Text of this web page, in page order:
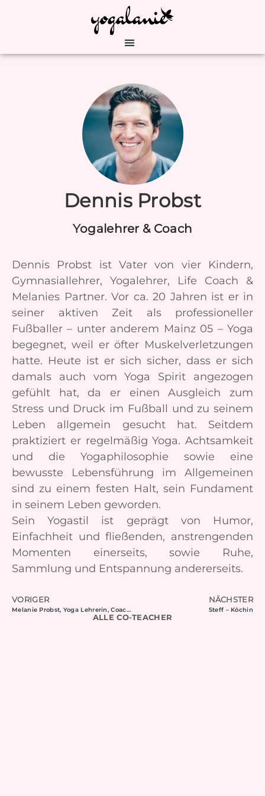
Dennis Probst
Yogalehrer & Coach
Dennis Probst ist Vater von vier Kindern,
Gymnasiallehrer, Yogalehrer, Life Coach &
Melanies Partner. Vor ca. 20 Jahren ist er in
seiner aktiven Zeit als professioneller
Fußballer – unter anderem Mainz 05 – Yoga
begegnet, weil er öfter Muskelverletzungen
hatte. Heute ist er sich sicher, dass er sich
damals auch vom Yoga Spirit angezogen
gefühlt hat, da er einen Ausgleich zum
Stress und Druck im Fußball und zu seinem
Leben allgemein gesucht hat. Seitdem
praktiziert er regelmäßig Yoga. Achtsamkeit
und die Yogaphilosophie sowie eine
bewusste Lebensführung im Allgemeinen
sind zu einem festen Halt, sein Fundament
in seinem Leben geworden.
Sein Yogastil ist geprägt von Humor,
Einfachheit und fließenden, anstrengenden
Momenten einerseits, sowie Ruhe,
Sammlung und Entspannung andererseits.
VORIGER
Melanie Probst, Yoga Lehrerin, Coach, 3fach Mama
NÄCHSTER
Steff – Köchin
ALLE CO-TEACHER